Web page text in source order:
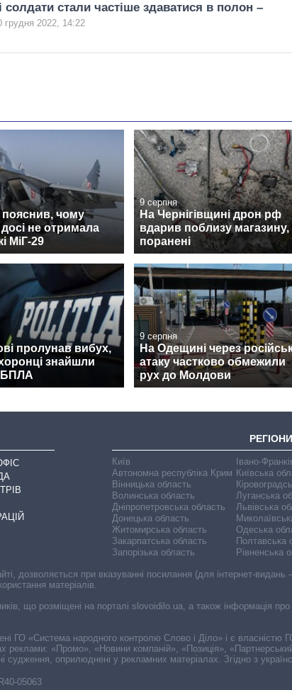
солдати стали частіше здаватися в полон –
грудня 2022, 14:22
чому
досі не отримала
МіГ-29
9 серпня
На Чернігівщині дрон рф
вдарив поблизу магазину,
поранені
пролунав вибух,
знайшли
БПЛА
9 серпня
На Одещині через
атаку частково обмежили
рух до Молдови
РЕГІОНИ
Київ
Автономна республіка Крим
Вінницька область
Волинська область
Дніпропетровська область
Донецька область
Житомирська область
Закарпатська область
Запорізька область
Івано-
Київська
Луганська
Львівська
Одеська
Полтавська
Рівненська
05063
дозволяється при вказуванні посилання (для інтернет-
матеріалів.
що розміщені на порталі slovoidilo.ua, а також інформація
ГО «Система народного контролю Слово і Діло» і є
реклами: «Промо», «Новини компаній», «Позиція»,
судження, оприлюднені у рекламних матеріалах. Згідно з